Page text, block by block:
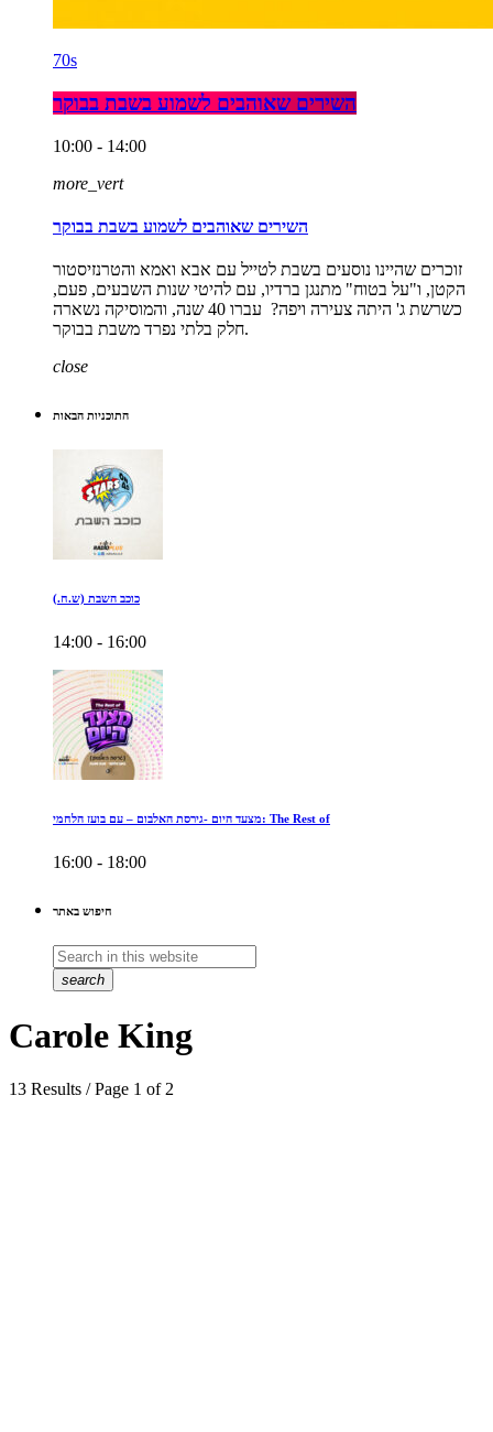
70s
השירים שאוהבים לשמוע בשבת בבוקר
10:00 - 14:00
more_vert
השירים שאוהבים לשמוע בשבת בבוקר
זוכרים שהיינו נוסעים בשבת לטייל עם אבא ואמא והטרנזיסטור
הקטן, ו"על בטוח" מתנגן ברדיו, עם להיטי שנות השבעים, פעם,
כשרשת ג' היתה צעירה ויפה? עברו 40 שנה, והמוסיקה נשארה
חלק בלתי נפרד משבת בבוקר.
close
התוכניות הבאות
כוכב השבת (ש.ח.)
14:00 - 16:00
מצעד היום -גירסת האלבום – עם בועז הלחמי: The Rest of
16:00 - 18:00
חיפוש באתר
search
Carole King
13 Results / Page 1 of 2